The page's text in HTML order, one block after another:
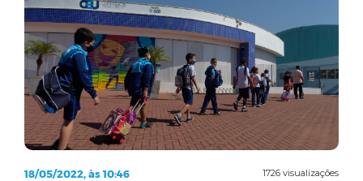
1726 visualizações
18/05/2022, às 10:46